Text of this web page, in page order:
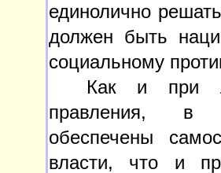
единолично
должен быть
социальному
Как и при
правления, в
обеспечены
власти, что и